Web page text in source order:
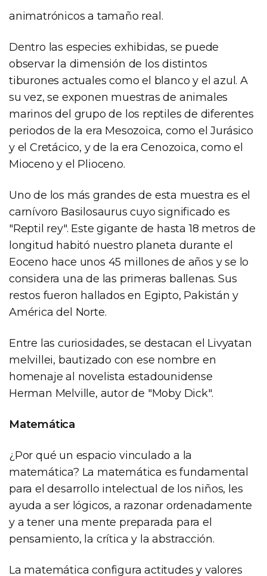
animatrónicos a tamaño real.
Dentro las especies exhibidas, se puede
observar la dimensión de los distintos
tiburones actuales como el blanco y el azul. A
su vez, se exponen muestras de animales
marinos del grupo de los reptiles de diferentes
periodos de la era Mesozoica, como el Jurásico
y el Cretácico, y de la era Cenozoica, como el
Mioceno y el Plioceno.
Uno de los más grandes de esta muestra es el
carnívoro Basilosaurus cuyo significado es
"Reptil rey". Este gigante de hasta 18 metros de
longitud habitó nuestro planeta durante el
Eoceno hace unos 45 millones de años y se lo
considera una de las primeras ballenas. Sus
restos fueron hallados en Egipto, Pakistán y
América del Norte.
Entre las curiosidades, se destacan el Livyatan
melvillei, bautizado con ese nombre en
homenaje al novelista estadounidense
Herman Melville, autor de "Moby Dick".
Matemática
¿Por qué un espacio vinculado a la
matemática? La matemática es fundamental
para el desarrollo intelectual de los niños, les
ayuda a ser lógicos, a razonar ordenadamente
y a tener una mente preparada para el
pensamiento, la crítica y la abstracción.
La matemática configura actitudes y valores